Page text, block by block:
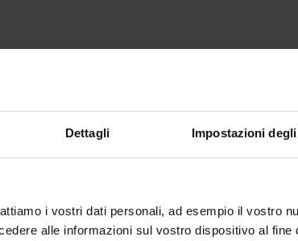
Dettagli Impostazioni
i vostri dati personali, ad esempio il vostro
alle informazioni sul vostro dispositivo al fine
TELETHON